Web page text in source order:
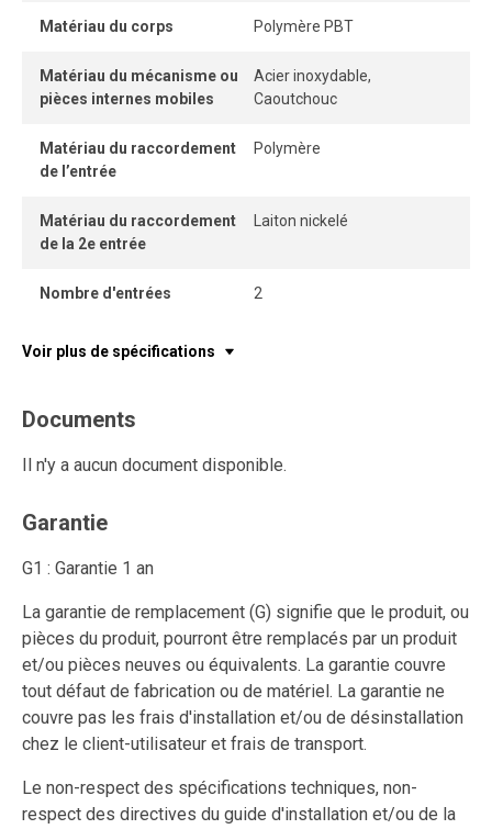
Matériau du corps Polymère PBT
Matériau du mécanisme ou
pièces internes mobiles
Acier inoxydable,
Caoutchouc
Matériau du raccordement
de l’entrée
Polymère
Matériau du raccordement
de la 2e entrée
Laiton nickelé
Nombre d'entrées 2
Voir plus de spécifications
Documents
Il n'y a aucun document disponible.
Garantie
G1 : Garantie 1 an
La garantie de remplacement (G) signifie que le produit, ou
pièces du produit, pourront être remplacés par un produit
et/ou pièces neuves ou équivalents. La garantie couvre
tout défaut de fabrication ou de matériel. La garantie ne
couvre pas les frais d'installation et/ou de désinstallation
chez le client-utilisateur et frais de transport.
Le non-respect des spécifications techniques, non-
respect des directives du guide d'installation et/ou de la